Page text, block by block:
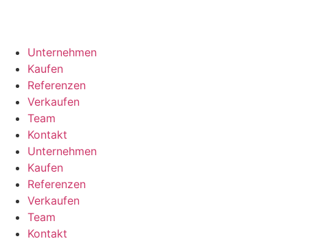
Unternehmen
Kaufen
Referenzen
Verkaufen
Team
Kontakt
Unternehmen
Kaufen
Referenzen
Verkaufen
Team
Kontakt